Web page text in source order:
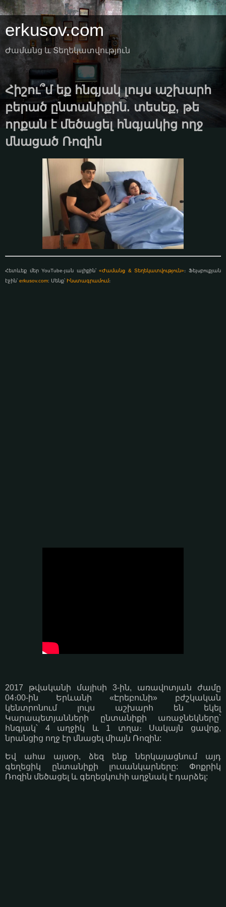
erkusov.com
Ժամանց և Տեղեկատվություն
Հիշու՞մ եք հնգյակ լույս աշխարհ
բերած ընտանիքին. տեսեք, թե
որքան է մեծացել հնգյակից ողջ
մնացած Ռոզին
Հետևեք մեր YouTube-յան ալիքին՝«Ժամանց & Տեղեկատվություն»։ Ֆեյսբուքյան
էջին՝ erkusov.com: Մենք՝ Ինստագրամում։
2017 թվականի մայիսի 3-ին, առավոտյան ժամը
04։00-ին Երևանի «Էրեբունի» բժշկական
կենտրոնում լույս աշխարհ են եկել
Կարապետյանների ընտանիքի առաջնեկները՝
հնգյակ՝ 4 աղջիկ և 1 տղա։ Սակայն ցավոք,
նրանցից ողջ էր մնացել միայն Ռոզին:
Եվ ահա այսօր, ձեզ ենք ներկայացնում այդ
գեղեցիկ ընտանիքի լուսանկարները: Փոքրիկ
Ռոզին մեծացել և գեղեցկուհի աղջնակ է դարձել: